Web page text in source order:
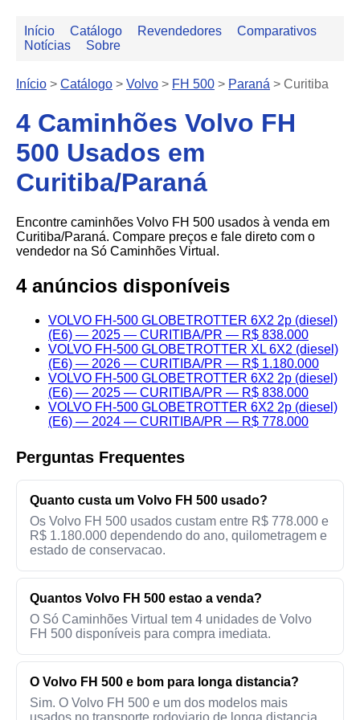
Início Catálogo Revendedores
Comparativos
Notícias
Sobre
Início > Catálogo > Volvo > FH 500 > Paraná > Curitiba
4 Caminhões Volvo FH
500 Usados em
Curitiba/Paraná
Encontre caminhões Volvo FH 500 usados à venda em
Curitiba/Paraná. Compare preços e fale direto com o
vendedor na Só Caminhões Virtual.
4 anúncios disponíveis
VOLVO FH-500 GLOBETROTTER 6X2 2p (diesel)
(E6) — 2025 — CURITIBA/PR — R$ 838.000
VOLVO FH-500 GLOBETROTTER XL 6X2 (diesel)
(E6) — 2026 — CURITIBA/PR — R$ 1.180.000
VOLVO FH-500 GLOBETROTTER 6X2 2p (diesel)
(E6) — 2025 — CURITIBA/PR — R$ 838.000
VOLVO FH-500 GLOBETROTTER 6X2 2p (diesel)
(E6) — 2024 — CURITIBA/PR — R$ 778.000
Perguntas Frequentes
Quanto custa um Volvo FH 500 usado?
Os Volvo FH 500 usados custam entre R$ 778.000 e
R$ 1.180.000 dependendo do ano, quilometragem e
estado de conservacao.
Quantos Volvo FH 500 estao a venda?
O Só Caminhões Virtual tem 4 unidades de Volvo
FH 500 disponíveis para compra imediata.
O Volvo FH 500 e bom para longa distancia?
Sim. O Volvo FH 500 e um dos modelos mais
usados no transporte rodoviario de longa distancia